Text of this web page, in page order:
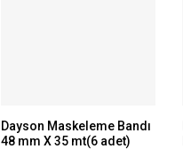
Dayson Maskeleme Bandı
48 mm X 35 mt(6 adet)